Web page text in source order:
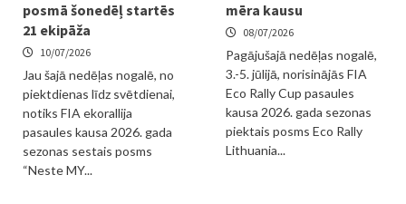
posmā šonedēļ startēs
21 ekipāža
10/07/2026
Jau šajā nedēļas nogalē, no
piektdienas līdz svētdienai,
notiks FIA ekorallija
pasaules kausa 2026. gada
sezonas sestais posms
“Neste MY...
mēra kausu
08/07/2026
Pagājušajā nedēļas nogalē,
3.-5. jūlijā, norisinājās FIA
Eco Rally Cup pasaules
kausa 2026. gada sezonas
piektais posms Eco Rally
Lithuania...